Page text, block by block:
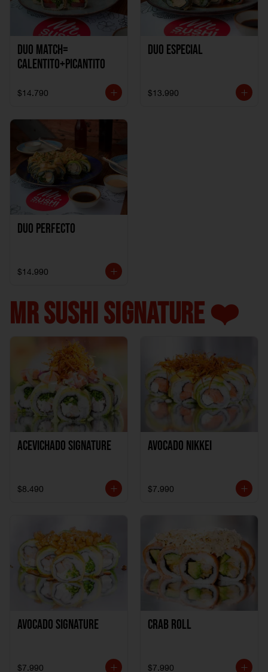
DUO MATCH=
CALENTITO+PICANTITO
$14.790
Duo especial
$13.990
Duo perfecto
$14.990
MR SUSHI SIGNATURE ❤️
ACEVICHADO SIGNATURE
$8.490
AVOCADO NIKKEI
$7.990
AVOCADO SIGNATURE
$7.990
CRAB ROLL
$7.990